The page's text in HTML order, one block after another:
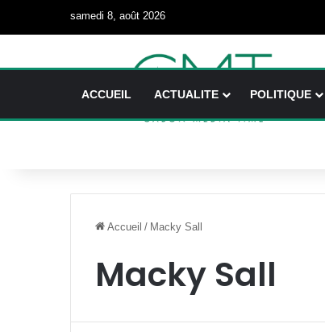
samedi 8, août 2026
ACCUEIL ACTUALITE POLITIQUE
Accueil / Macky Sall
Macky Sall